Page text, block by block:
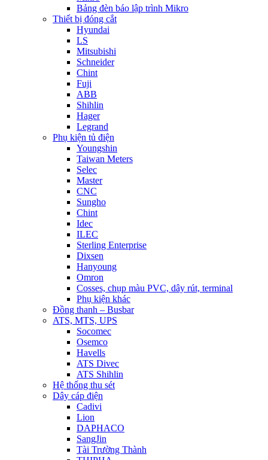
Bảng đèn báo lập trình Mikro
Thiết bị đóng cắt
Hyundai
LS
Mitsubishi
Schneider
Chint
Fuji
ABB
Shihlin
Hager
Legrand
Phụ kiện tủ điện
Youngshin
Taiwan Meters
Selec
Master
CNC
Sungho
Chint
Idec
ILEC
Sterling Enterprise
Dixsen
Hanyoung
Omron
Cosses, chụp màu PVC, dây rút, terminal
Phụ kiện khác
Đồng thanh – Busbar
ATS, MTS, UPS
Socomec
Osemco
Havells
ATS Divec
ATS Shihlin
Hệ thống thu sét
Dây cáp điện
Cadivi
Lion
DAPHACO
SangJin
Tài Trường Thành